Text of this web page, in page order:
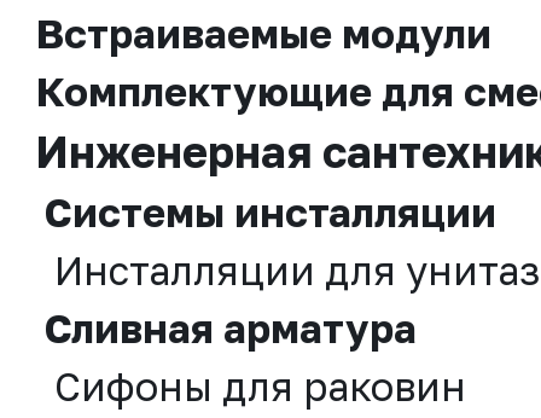
Встраиваемые модули
Комплектующие для
Инженерная
Системы инсталляции
Инсталляции для
Сливная аpматура
Сифоны для раковин